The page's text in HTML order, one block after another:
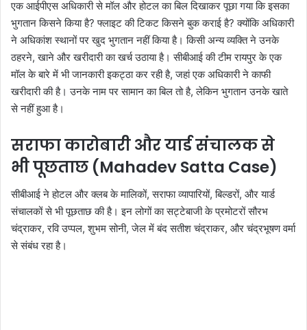
एक आईपीएस अधिकारी से मॉल और होटल का बिल दिखाकर पूछा गया कि इसका
भुगतान किसने किया है? फ्लाइट की टिकट किसने बुक कराई है? क्योंकि अधिकारी
ने अधिकांश स्थानों पर खुद भुगतान नहीं किया है। किसी अन्य व्यक्ति ने उनके
ठहरने, खाने और खरीदारी का खर्च उठाया है। सीबीआई की टीम रायपुर के एक
मॉल के बारे में भी जानकारी इकट्ठा कर रही है, जहां एक अधिकारी ने काफी
खरीदारी की है। उनके नाम पर सामान का बिल तो है, लेकिन भुगतान उनके खाते
से नहीं हुआ है।
सराफा कारोबारी और यार्ड संचालक से
भी पूछताछ (Mahadev Satta Case)
सीबीआई ने होटल और क्लब के मालिकों, सराफा व्यापारियों, बिल्डरों, और यार्ड
संचालकों से भी पूछताछ की है। इन लोगों का सट्टेबाजी के प्रमोटरों सौरभ
चंद्राकर, रवि उप्पल, शुभम सोनी, जेल में बंद सतीश चंद्राकर, और चंद्रभूषण वर्मा
से संबंध रहा है।